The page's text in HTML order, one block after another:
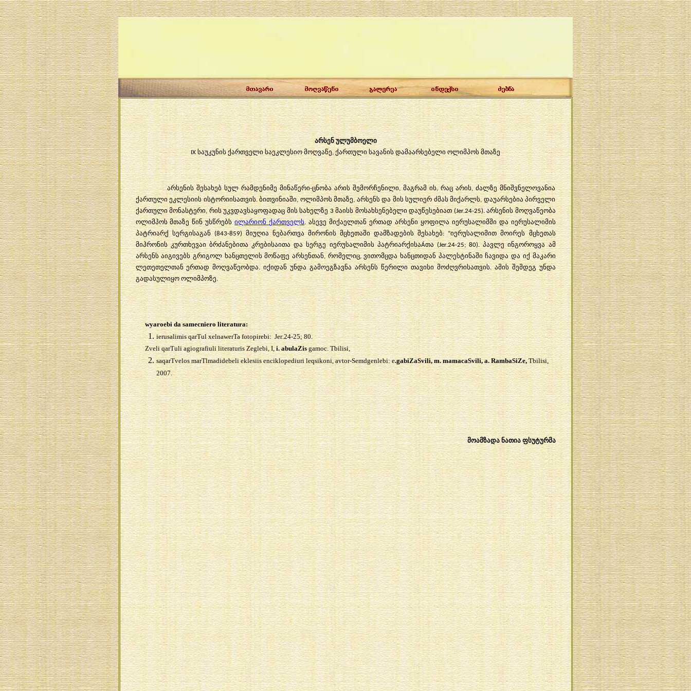
წმ. აბო თბილელი
არსენ ულუმბოელი
IX საუკუნის ქართველი საეკლესიო მოღვაწე, ქართული სავანის დამაარსებელი ოლიმპოს მთაზე
არსენის შესახებ სულ რამდენიმე მინაწერი-ცნობა არის შემორჩენილი, მაგრამ ის, რაც არის, ძალზე მნიშვნელოვანია
ქართული ეკლესიის ისტორიისათვის. ბითვინიაში, ოლიმპოს მთაზე, არსენს და მის სულიერ ძმას მიქარლს, დაუარსებია პირველი
ქართული მონასტერი, რის უკვდავსაყოფადაც მის სახელზე 3 მაისს მოსახსენებელი დაუწესებიათ (Jer.24-25). არსენის მოღვაწეობა
ოლიმპოს მთაზე წინ უსწრებსილარიონ ქართველს. ასევე მიქაელთან ერთად არსენი ყოფილა იერუსალიმში და იერუსალიმის
პატრიარქ სერგისაგან (843-859) მიუღია ნებართვა მირონის მცხეთაში დამზადების შესახებ: “იერუსალიმით მოირეს მცხეთას
მიჰრონის კურთხევაი ბრძანებითა კრებისაითა და სერგე იერუსალიმის პატრიარქისაÁთა (Jer.24-25; 80). პავლე ინგოროყვა ამ
არსენს აიგივებს გრიგოლ ხანცთელის მოწაფე არსენთან, რომელიც, ვითომცდა ხანცთიდან პალესტინაში ჩავიდა და იქ მაკარი
ლეთეთელთან ერთად მოღვაწეობდა. იქიდან უნდა გამოეგზავნა არსენს წერილი თავისი მოძღვრისათვის. ამის შემდეგ უნდა
გადასულიყო ოლიმპოზე.
wyaroebi da samecniero literatura:
ierusalimis qarTul xelnawerTa fotopirebi:Jer.24-25; 80.
Zveli qarTuli agiografiuli literaturis Zeglebi, I,i. abulaZisgamoc. Tbilisi,
saqarTvelos marTlmadidebeli eklesiis enciklopediuri leqsikoni, avtor-Semdgenlebi: e.gabiZaSvili, m. mamacaSvili, a. RambaSiZe,Tbilisi,
2007.
მოამზადა ნათია ფსუტურმა